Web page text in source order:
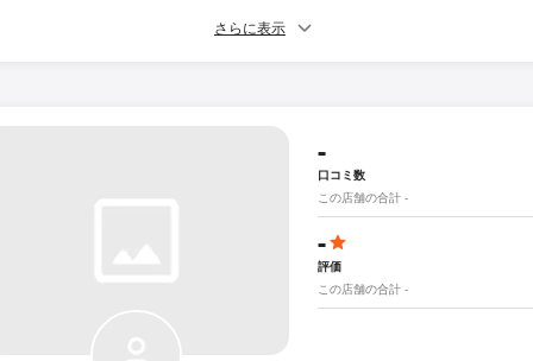
さらに表示
-
口コミ数
この店舗の合計 -
-
評価
この店舗の合計 -